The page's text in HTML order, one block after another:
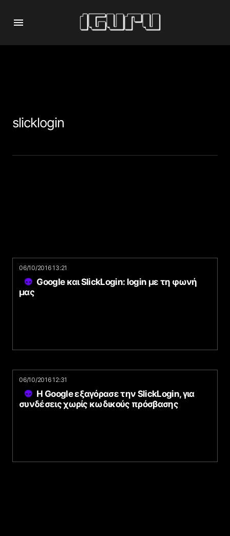
slicklogin
06/10/2016 13:21
Google και SlickLogin: login με τη φωνή
μας
06/10/2016 12:31
Η Google εξαγόρασε την SlickLogin, για
συνδέσεις χωρίς κωδικούς πρόσβασης